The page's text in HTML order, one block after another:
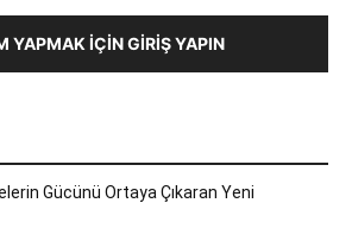
YAPMAK İÇIN GIRIŞ YAPIN
Gücünü Ortaya Çıkaran Yeni